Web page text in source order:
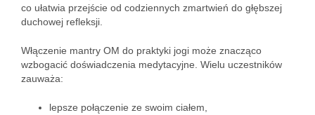
co ułatwia przejście od codziennych zmartwień do głębszej
duchowej refleksji.
Włączenie mantry OM do praktyki jogi może znacząco
wzbogacić doświadczenia medytacyjne. Wielu uczestników
zauważa:
lepsze połączenie ze swoim ciałem,